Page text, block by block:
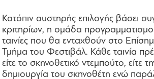
Κατόπιν αυστηρής επιλογής βάσει
κριτηρίων, η ομάδα
ταινίες που θα ενταχθούν στο
Τμήμα του Φεστιβάλ. Κάθε ταινία
είτε το σκηνοθετικό ντεμπούτο, είτε
δημιουργία του σκηνοθέτη ενώ